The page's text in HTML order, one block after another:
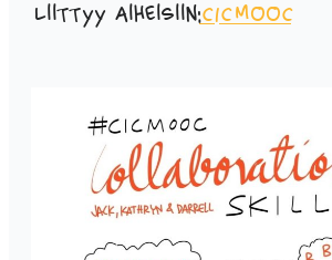
Liittyy aiheisiin:CICMOOC